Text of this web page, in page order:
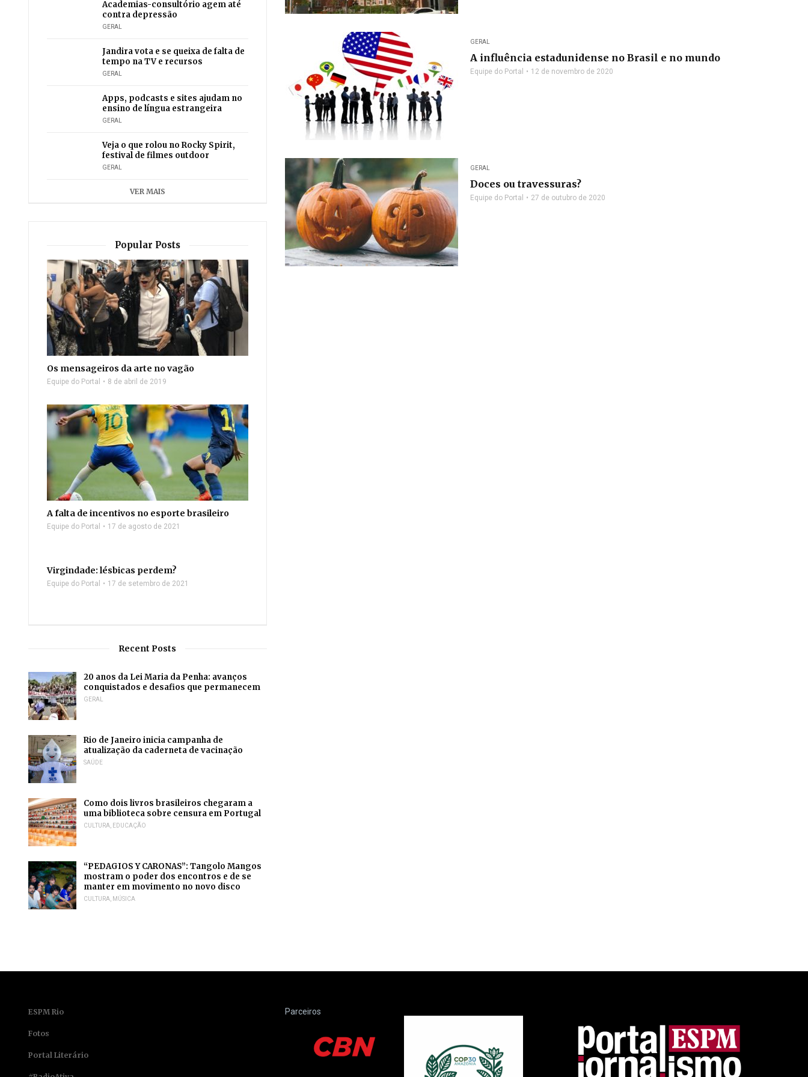
GERAL
A influência estadunidense no Brasil e no mundo
Equipe do Portal 12 de novembro de 2020
GERAL
Doces ou travessuras?
Equipe do Portal 27 de outubro de 2020
Academias-consultório agem até
contra depressão
GERAL
Jandira vota e se queixa de falta de
tempo na TV e recursos
GERAL
Apps, podcasts e sites ajudam no
ensino de língua estrangeira
GERAL
Veja o que rolou no Rocky Spirit,
festival de filmes outdoor
GERAL
VER MAIS
Popular Posts
Os mensageiros da arte no vagão
Equipe do Portal 8 de abril de 2019
A falta de incentivos no esporte brasileiro
Equipe do Portal 17 de agosto de 2021
Virgindade: lésbicas perdem?
Equipe do Portal 17 de setembro de 2021
Recent Posts
20 anos da Lei Maria da Penha: avanços
conquistados e desafios que permanecem
GERAL
Rio de Janeiro inicia campanha de
atualização da caderneta de vacinação
SAÚDE
Como dois livros brasileiros chegaram a
uma biblioteca sobre censura em Portugal
CULTURA EDUCAÇÃO
“PEDAGIOS Y CARONAS”: Tangolo Mangos
mostram o poder dos encontros e de se
manter em movimento no novo disco
CULTURA MÚSICA
ESPM Rio
Fotos
Portal Literário
Parceiros